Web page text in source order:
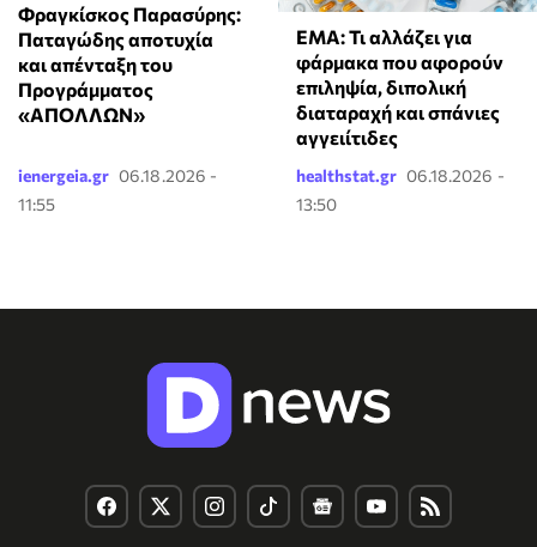
Φραγκίσκος Παρασύρης:
Παταγώδης αποτυχία
και απένταξη του
Προγράμματος
«ΑΠΟΛΛΩΝ»
ienergeia.gr 06.18.2026 -
11:55
EMA: Τι αλλάζει για
φάρμακα που αφορούν
επιληψία, διπολική
διαταραχή και σπάνιες
αγγειίτιδες
healthstat.gr 06.18.2026 -
13:50